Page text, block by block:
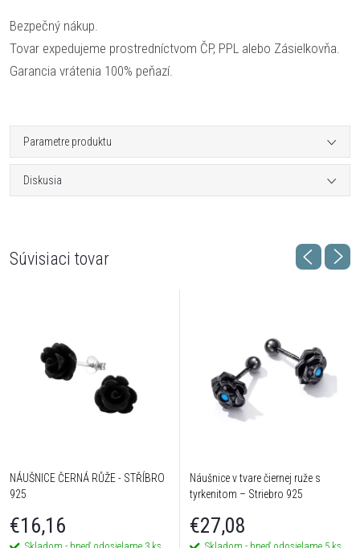
Bezpečný nákup.
Tovar expedujeme prostredníctvom ČP, PPL alebo Zásielkovňa.
Garancia vrátenia 100% peňazí.
Parametre produktu
Diskusia
Súvisiaci tovar
NÁUŠNICE ČERNÁ RŮŽE - STŘÍBRO
925
€16,16
Náušnice v tvare čiernej ruže s
tyrkenitom – Striebro 925
€27,08